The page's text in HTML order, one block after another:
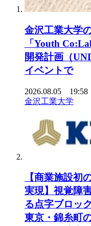
金沢工業大学
「Youth
開発計画（
イベントで
2026.08.05 19:58
金沢工業大学
【商業施設初
実現】視覚障
る点字ブロッ
東京・錦糸町